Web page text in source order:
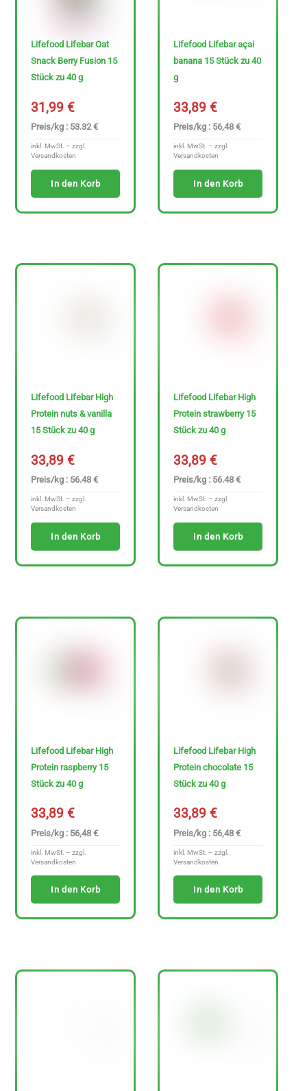
Lifefood Lifebar Oat
Snack Berry Fusion 15
Stück zu 40 g
31,99€
Preis/kg : 53.32 €
inkl. MwSt. – zzgl.
Versandkosten
In den Korb
Lifefood Lifebar açai
banana 15 Stück zu 40
g
33,89€
Preis/kg : 56,48 €
inkl. MwSt. – zzgl.
Versandkosten
In den Korb
Lifefood Lifebar High
Protein nuts & vanilla
15 Stück zu 40 g
33,89€
Preis/kg : 56.48 €
inkl. MwSt. – zzgl.
Versandkosten
In den Korb
Lifefood Lifebar High
Protein strawberry 15
Stück zu 40 g
33,89€
Preis/kg : 56.48 €
inkl. MwSt. – zzgl.
Versandkosten
In den Korb
Lifefood Lifebar High
Protein raspberry 15
Stück zu 40 g
33,89€
Preis/kg : 56,48 €
inkl. MwSt. – zzgl.
Versandkosten
In den Korb
Lifefood Lifebar High
Protein chocolate 15
Stück zu 40 g
33,89€
Preis/kg : 56,48 €
inkl. MwSt. – zzgl.
Versandkosten
In den Korb